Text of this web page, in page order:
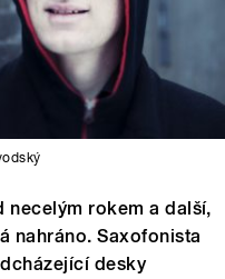
necelým rokem a další,
nahráno. Saxofonista
desky